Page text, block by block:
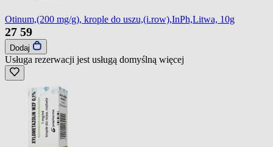
Otinum,(200 mg/g), krople do uszu,(i.row),InPh,Litwa, 10g
27 59
Dodaj
Usługa rezerwacji jest usługą domyślną więcej